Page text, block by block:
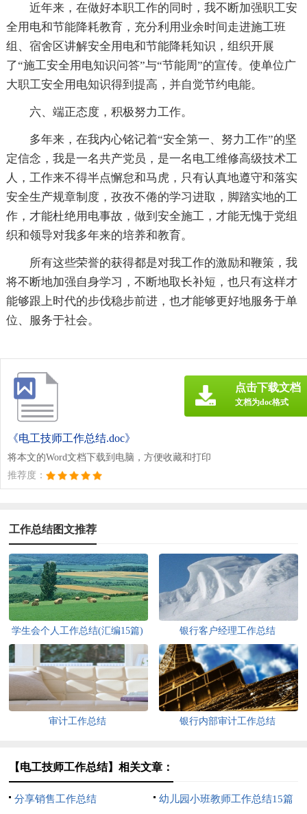
近年来，在做好本职工作的同时，我不断加强职工安
全用电和节能降耗教育，充分利用业余时间走进施工班
组、宿舍区讲解安全用电和节能降耗知识，组织开展
了“施工安全用电知识问答”与“节能周”的宣传。使单位广
大职工安全用电知识得到提高，并自觉节约电能。
六、端正态度，积极努力工作。
多年来，在我内心铭记着“安全第一、努力工作”的坚
定信念，我是一名共产党员，是一名电工维修高级技术工
人，工作来不得半点懈怠和马虎，只有认真地遵守和落实
安全生产规章制度，孜孜不倦的学习进取，脚踏实地的工
作，才能杜绝用电事故，做到安全施工，才能无愧于党组
织和领导对我多年来的培养和教育。
所有这些荣誉的获得都是对我工作的激励和鞭策，我
将不断地加强自身学习，不断地取长补短，也只有这样才
能够跟上时代的步伐稳步前进，也才能够更好地服务于单
位、服务于社会。
《电工技师工作总结.doc》
将本文的Word文档下载到电脑，方便收藏和打印
推荐度：
点击下载文档
文档为doc格式
工作总结图文推荐
学生会个人工作总结(汇编15篇) 银行客户经理工作总结
审计工作总结 银行内部审计工作总结
【电工技师工作总结】相关文章：
分享销售工作总结 幼儿园小班教师工作总结15篇